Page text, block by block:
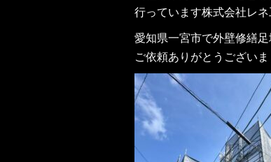
行っています株式会社レ
愛知県一宮市で外壁修繕
ご依頼ありがとうございま